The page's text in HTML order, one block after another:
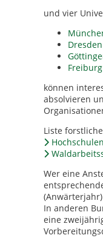
und vier
Dresden
Freiburg
können
absolvieren
Liste
Wer eine
In anderen
eine